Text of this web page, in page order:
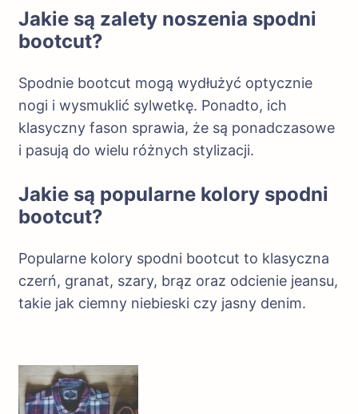
Jakie są zalety noszenia spodni
bootcut?
Spodnie bootcut mogą wydłużyć optycznie
nogi i wysmuklić sylwetkę. Ponadto, ich
klasyczny fason sprawia, że są ponadczasowe
i pasują do wielu różnych stylizacji.
Jakie są popularne kolory spodni
bootcut?
Popularne kolory spodni bootcut to klasyczna
czerń, granat, szary, brąz oraz odcienie jeansu,
takie jak ciemny niebieski czy jasny denim.
Nawigacja
wpisu